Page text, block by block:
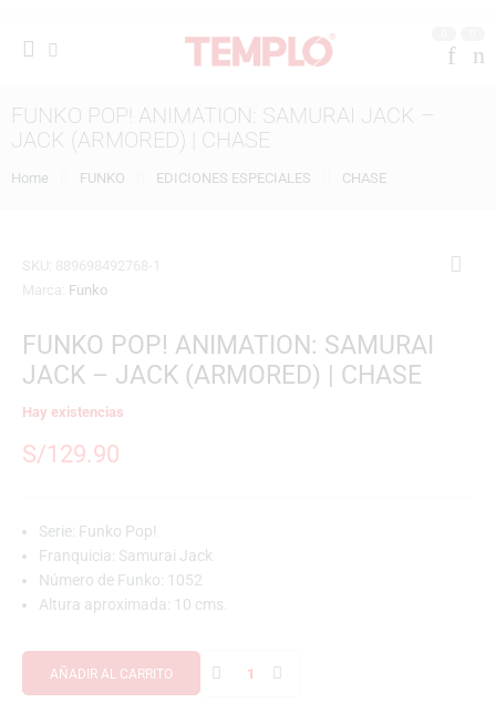
FUNKO POP! ANIMATION: SAMURAI JACK –
JACK (ARMORED) | CHASE
Home FUNKO EDICIONES ESPECIALES CHASE
SKU: 889698492768-1
Marca: Funko
FUNKO POP! ANIMATION: SAMURAI
JACK – JACK (ARMORED) | CHASE
Hay existencias
S/129.90
Serie: Funko Pop!
Franquicia: Samurai Jack
Número de Funko: 1052
Altura aproximada: 10 cms.
AÑADIR AL CARRITO